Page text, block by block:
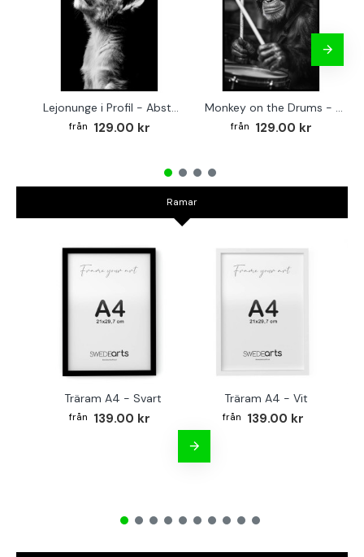
Lejonunge i Profil - Abstrakt poster i svartvitt
129.00 kr
Monkey on the Drums - Trendig poster
129.00 kr
Ramar
Träram A4 - Svart
139.00 kr
Träram A4 - Vit
139.00 kr